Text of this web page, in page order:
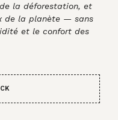
la déforestation, et
de la planète — sans
et le confort des